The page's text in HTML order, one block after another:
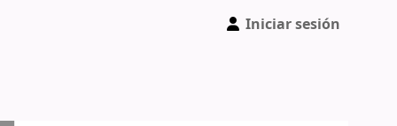
Iniciar sesión